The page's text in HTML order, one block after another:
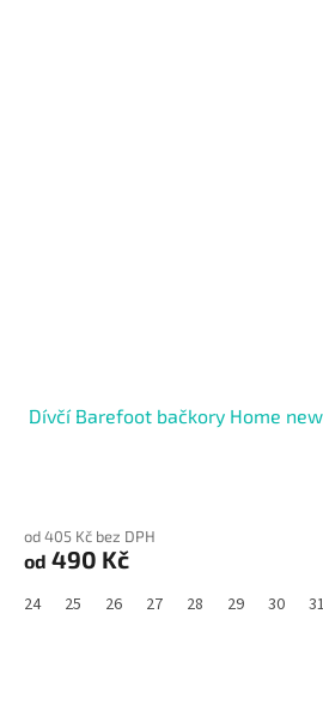
Dívčí Barefoot bačkory Home
od 405 Kč bez DPH
od 490 Kč
24 25 26 27 28 29 30 31